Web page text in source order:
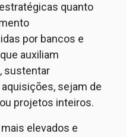
quanto
por bancos e
que auxiliam
sustentar
sejam de
projetos inteiros.
elevados e